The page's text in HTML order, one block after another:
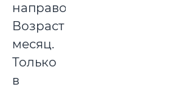
направо).
Возраст
месяц.
Только
в